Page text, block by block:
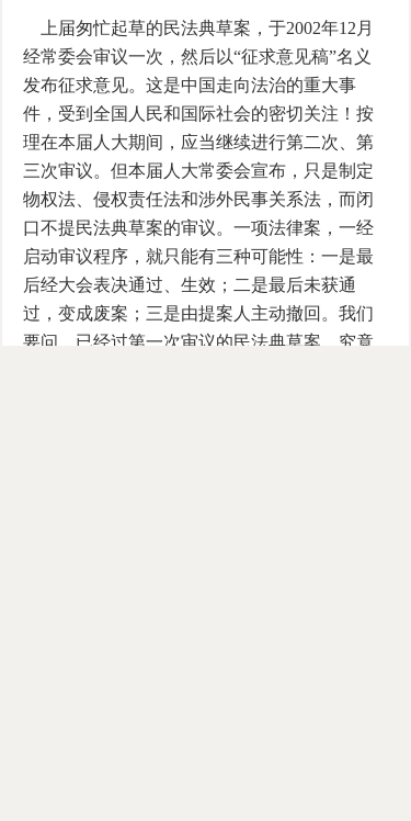
上届匆忙起草的民法典草案，于2002年12月
经常委会审议一次，然后以“征求意见稿”名义
发布征求意见。这是中国走向法治的重大事
件，受到全国人民和国际社会的密切关注！按
理在本届人大期间，应当继续进行第二次、第
三次审议。但本届人大常委会宣布，只是制定
物权法、侵权责任法和涉外民事关系法，而闭
口不提民法典草案的审议。一项法律案，一经
启动审议程序，就只能有三种可能性：一是最
后经大会表决通过、生效；二是最后未获通
过，变成废案；三是由提案人主动撤回。我们
要问，已经过第一次审议的民法典草案，究竟